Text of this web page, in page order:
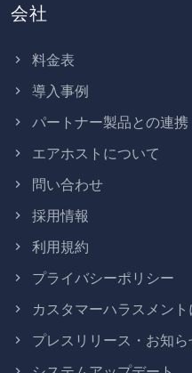
会社
料金表
導入事例
パートナー製品との連携
エアホストについて
問い合わせ
採用情報
利用規約
プライバシーポリシー
カスタマーハラスメン
プレスリリース・お知ら